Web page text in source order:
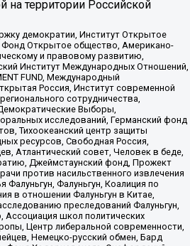
на территории Российской
демократии, Институт Открытое
Открытое общество, Американо-
и правовому развитию,
Институт Международных Отношений,
FUND, Международный
Россия, Институт современной
сотрудничества,
Выборы,
исследований, Германский фонд
Тихоокеанский центр защиты
ресурсов, Свободная Россия,
Атлантический совет, Человек в беде,
Джеймстаунский фонд, Прожект
против насильственного извлечения
Фалуньгун, Коалиция по
в отношении Фалуньгун в Китае,
преследований Фалуньгун,
Ассоциация школ политических
Центр либеральной современности,
Немецко-русский обмен, Бард